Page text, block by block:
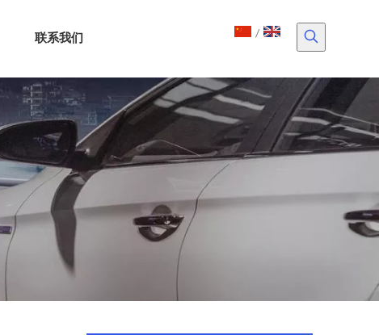
联系我们 /